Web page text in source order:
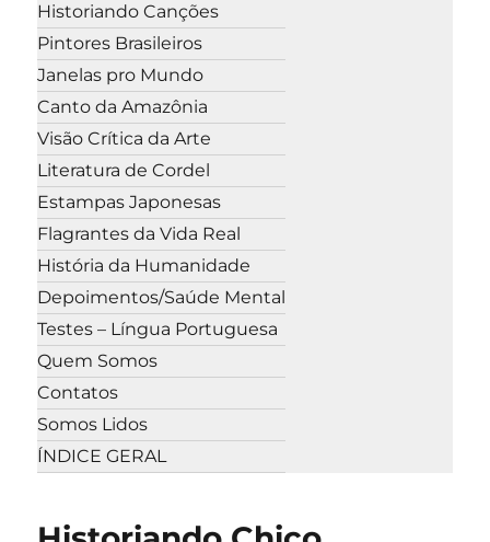
Historiando Canções
Pintores Brasileiros
Janelas pro Mundo
Canto da Amazônia
Visão Crítica da Arte
Literatura de Cordel
Estampas Japonesas
Flagrantes da Vida Real
História da Humanidade
Depoimentos/Saúde Mental
Testes – Língua Portuguesa
Quem Somos
Contatos
Somos Lidos
ÍNDICE GERAL